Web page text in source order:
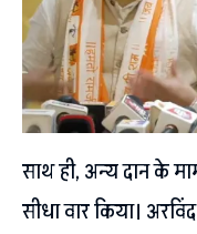
साथ ही, अन्य दान के
सीधा वार किया।